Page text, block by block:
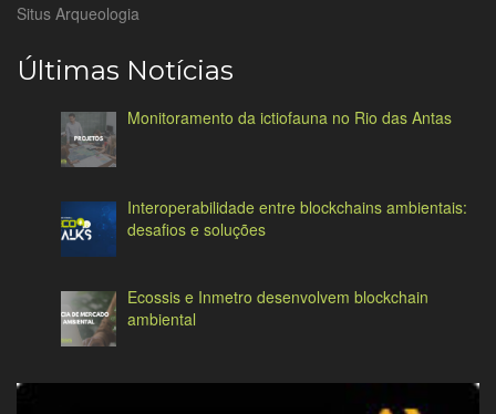
Situs Arqueologia
Últimas Notícias
Monitoramento da ictiofauna no Rio das Antas
Interoperabilidade entre blockchains ambientais:
desafios e soluções
Ecossis e Inmetro desenvolvem blockchain
ambiental